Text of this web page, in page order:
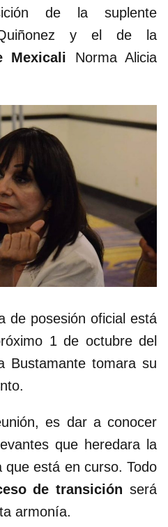
de la suplente
y el de la
Mexicali Norma Alicia
de posesión oficial está
1 de octubre del
Bustamante tomara su
es dar a conocer
que heredara la
está en curso. Todo
de transición será
armonía.